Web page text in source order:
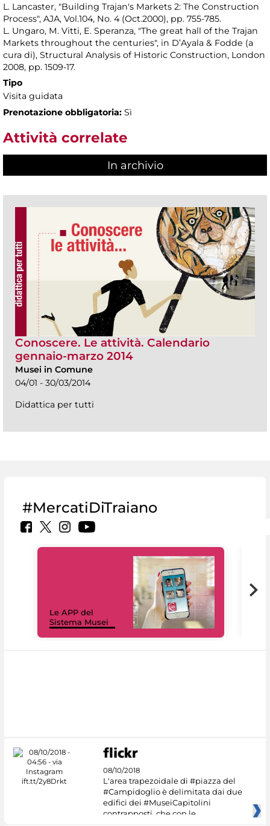
L. Lancaster, "Building Trajan's Markets 2: The Construction
Process", AJA, Vol.104, No. 4 (Oct.2000), pp. 755-785.
L. Ungaro, M. Vitti, E. Speranza, "The great hall of the Trajan
Markets throughout the centuries", in D’Ayala & Fodde (a
cura di), Structural Analysis of Historic Construction, London
2008, pp. 1509-17.
Tipo
Visita guidata
Prenotazione obbligatoria: Sì
Attività correlate
In archivio
Conoscere. Le attività. Calendario
gennaio-marzo 2014
Musei in Comune
04/01 - 30/03/2014
Didattica per tutti
#MercatiDiTraiano
Le APP del
Sistema Musei
08/10/2018
L'area trapezoidale di #piazza del
#Campidoglio è delimitata dai due
edifici dei #MuseiCapitolini
contrapposti, che con le